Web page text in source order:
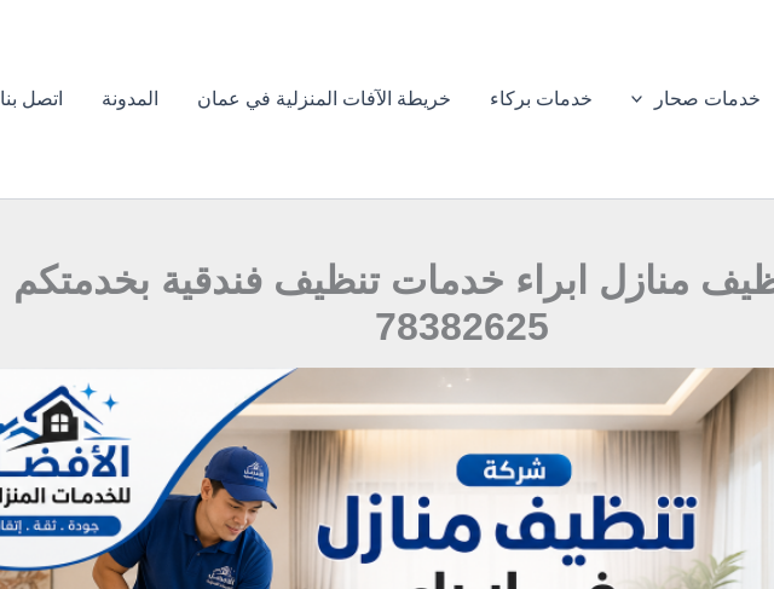
خدمات صحار خدمات بركاء خريطة الآفات المنزلية في عمان المدونة اتصل بنا
منازل ابراء خدمات تنظيف فندقية بخدمتكم
78382625